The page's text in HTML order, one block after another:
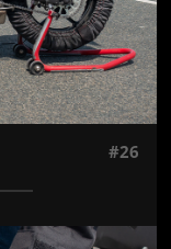
#26